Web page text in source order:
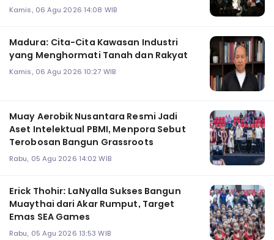
Kamis, 06 Agu 2026 14:08 WIB
Madura: Cita-Cita Kawasan Industri
yang Menghormati Tanah dan Rakyat
Kamis, 06 Agu 2026 10:27 WIB
Muay Aerobik Nusantara Resmi Jadi
Aset Intelektual PBMI, Menpora Sebut
Terobosan Bangun Grassroots
Rabu, 05 Agu 2026 14:02 WIB
Erick Thohir: LaNyalla Sukses Bangun
Muaythai dari Akar Rumput, Target
Emas SEA Games
Rabu, 05 Agu 2026 13:53 WIB